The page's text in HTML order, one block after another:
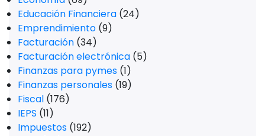
Educación Financiera (24)
Emprendimiento (9)
Facturación (34)
Facturación electrónica (5)
Finanzas para pymes (1)
Finanzas personales (19)
Fiscal (176)
IEPS (11)
Impuestos (192)